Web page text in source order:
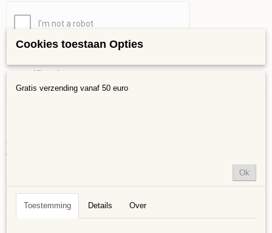
Specificaties
Glas bloemblaadjes in 9 verschillende vormen die gecombineerd kunnen
worden om een hele reeks bloemetjes te maken.
maten variëren van 11 mm-20 mm
Steentjes zijn ongeveer 4 mm dik In 250 gram zitten ongeveer 175
stukjes.
Cookies toestaan Opties
Gratis verzending vanaf 50 euro
Ok
Toestemming Details Over